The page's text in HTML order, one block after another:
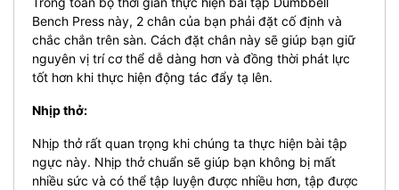
Bench Press này, 2 chân của bạn phải đặt cố định và
chắc chắn trên sàn. Cách đặt chân này sẽ giúp bạn giữ
nguyên vị trí cơ thể dễ dàng hơn và đồng thời phát lực
tốt hơn khi thực hiện động tác đẩy tạ lên.
Nhịp thở:
Nhịp thở rất quan trọng khi chúng ta thực hiện bài tập
ngực này. Nhịp thở chuẩn sẽ giúp bạn không bị mất
nhiều sức và có thể tập luyện được nhiều hơn, tập được